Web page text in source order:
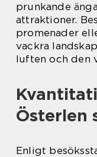
prunkande
attraktioner.
promenader
vackra
luften och den
Österlen
Enligt